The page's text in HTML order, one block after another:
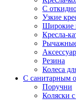
С
Узкие
Широкие
Кресла-
Резина
Колеса
С санитарным
Поручни
Коляски